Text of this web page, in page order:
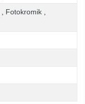
Fotokromik